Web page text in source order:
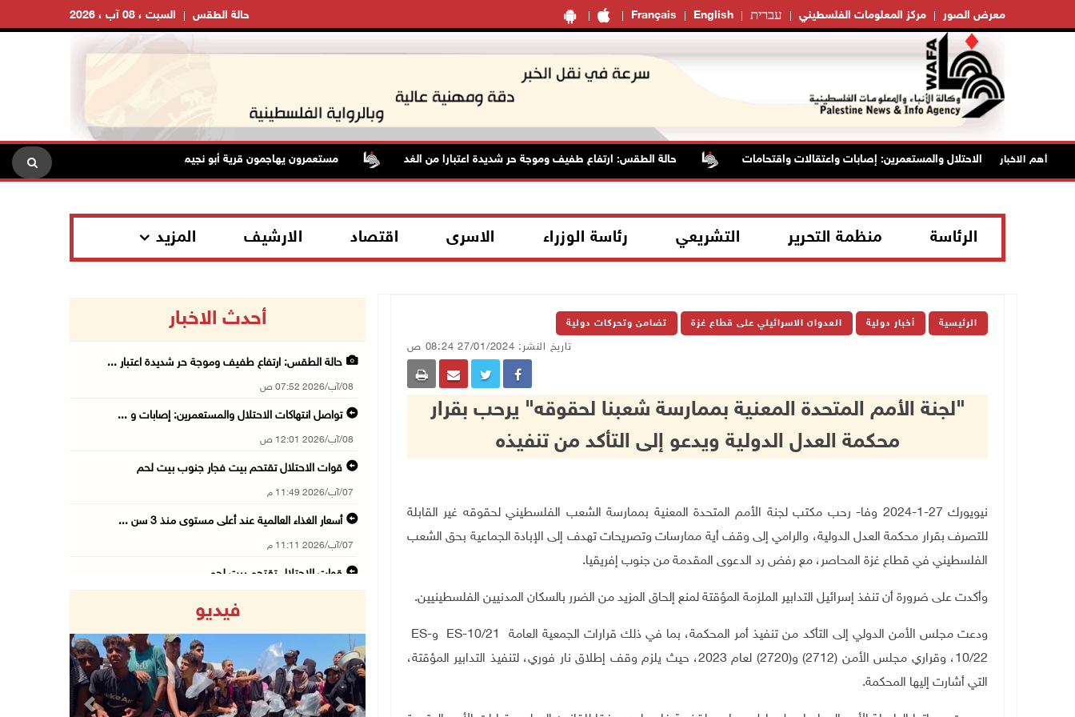
Français English עברית مركز المعلومات الفلسطيني معرض الصور السبت ، 08 آب ، 2026 حالة الطقس
أهم الاخبار
تواصل انتهاكات الاحتلال والمستعمرين: إصابات واعتقالات واقتحامات حالة الطقس: ارتفاع طفيف وموجة حر شديدة اعتبارا من الغد مستعمرون يهاجمون قرية أبو نجيم ويصيبون مواطنين ويعتدون على طواقم
الرئاسة منظمة التحرير التشريعي رئاسة الوزراء الاسرى اقتصاد الارشيف المزيد
الرئيسية أخبار دولية العدوان الاسرائيلي على قطاع غزة تضامن وتحركات دولية
تاريخ النشر: 27/01/2024 08:24 ص
"لجنة الأمم المتحدة المعنية بممارسة شعبنا لحقوقه" يرحب بقرار
محكمة العدل الدولية ويدعو إلى التأكد من تنفيذه
نيويورك 27-1-2024 وفا- رحب مكتب لجنة الأمم المتحدة المعنية بممارسة الشعب الفلسطيني لحقوقه غير القابلة
للتصرف بقرار محكمة العدل الدولية، والرامي إلى وقف أية ممارسات وتصريحات تهدف إلى الإبادة الجماعية بحق الشعب
الفلسطيني في قطاع غزة المحاصر، مع رفض رد الدعوى المقدمة من جنوب إفريقيا.
وأكدت على ضرورة أن تنفذ إسرائيل التدابير الملزمة المؤقتة لمنع إلحاق المزيد من الضرر بالسكان المدنيين الفلسطينيين.
ودعت مجلس الأمن الدولي إلى التأكد من تنفيذ أمر المحكمة، بما في ذلك قرارات الجمعية العامة ES-10/21 وES-
10/22
، وقراري مجلس الأمن (2712) و(2720) لعام 2023، حيث يلزم وقف إطلاق نار فوري، لتنفيذ التدابير المؤقتة،
التي أشارت إليها المحكمة.
أحدث الاخبار
حالة الطقس: ارتفاع طفيف وموجة حر شديدة اعتبار ...
08/آب/2026 07:52 ص
تواصل انتهاكات الاحتلال والمستعمرين: إصابات و ...
08/آب/2026 12:01 ص
قوات الاحتلال تقتحم بيت فجار جنوب بيت لحم
07/آب/2026 11:49 م
أسعار الغذاء العالمية عند أعلى مستوى منذ 3 سن ...
07/آب/2026 11:11 م
قوات الاحتلال تقتحم بيت لحم
07/آب/2026 10:17 م
قوات الاحتلال تغلق مداخل يعبد جنوب غرب جنين
07/آب/2026 10:15 م
فيديو
Previous Next